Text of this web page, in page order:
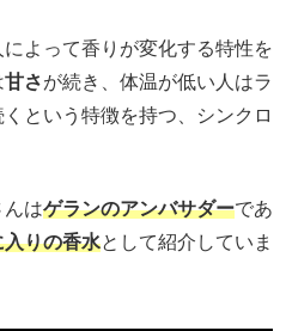
よって香りが変化する特性を
甘さが続き、体温が低い人はラ
くという特徴を持つ、シンクロ
んはゲランのアンバサダーであ
入りの香水として紹介していま